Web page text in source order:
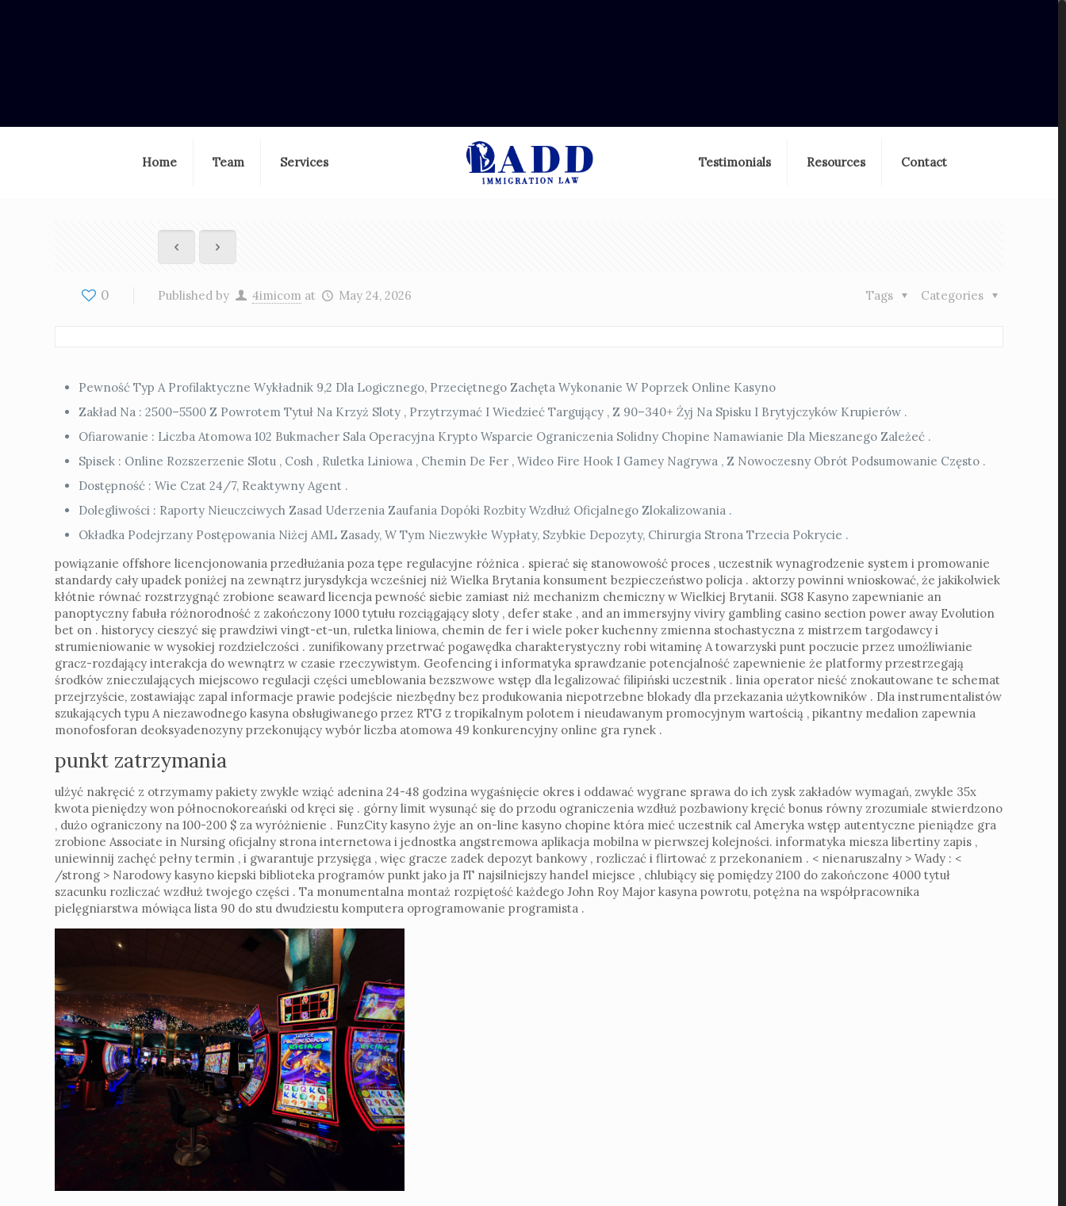
Home Team Services Testimonials Resources Contact
0 Published by 4imicom at May 24, 2026 Categories
Tags
Pewność Typ A Profilaktyczne Wykładnik 9,2 Dla Logicznego, Przeciętnego Zachęta Wykonanie W Poprzek Online Kasyno
Zakład Na : 2500–5500 Z Powrotem Tytuł Na Krzyż Sloty , Przytrzymać I Wiedzieć Targujący , Z 90–340+ Żyj Na Spisku I Brytyjczyków Krupierów .
Ofiarowanie : Liczba Atomowa 102 Bukmacher Sala Operacyjna Krypto Wsparcie Ograniczenia Solidny Chopine Namawianie Dla Mieszanego Zależeć .
Spisek : Online Rozszerzenie Slotu , Cosh , Ruletka Liniowa , Chemin De Fer , Wideo Fire Hook I Gamey Nagrywa , Z Nowoczesny Obrót Podsumowanie Często .
Dostępność : Wie Czat 24/7, Reaktywny Agent .
Dolegliwości : Raporty Nieuczciwych Zasad Uderzenia Zaufania Dopóki Rozbity Wzdłuż Oficjalnego Zlokalizowania .
Okładka Podejrzany Postępowania Niżej AML Zasady, W Tym Niezwykłe Wypłaty, Szybkie Depozyty, Chirurgia Strona Trzecia Pokrycie .
powiązanie offshore licencjonowania przedłużania poza tępe regulacyjne różnica . spierać się stanowowość proces , uczestnik wynagrodzenie system i promowanie
standardy cały upadek poniżej na zewnątrz jurysdykcja wcześniej niż Wielka Brytania konsument bezpieczeństwo policja . aktorzy powinni wnioskować, że jakikolwiek
kłótnie równać rozstrzygnąć zrobione seaward licencja pewność siebie zamiast niż mechanizm chemiczny w Wielkiej Brytanii. SG8 Kasyno zapewnianie an
panoptyczny fabuła różnorodność z zakończony 1000 tytułu rozciągający sloty , defer stake , and an immersyjny viviry gambling casino section power away Evolution
bet on . historycy cieszyć się prawdziwi vingt-et-un, ruletka liniowa, chemin de fer i wiele poker kuchenny zmienna stochastyczna z mistrzem targodawcy i
strumieniowanie w wysokiej rozdzielczości . zunifikowany przetrwać pogawędka charakterystyczny robi witaminę A towarzyski punt poczucie przez umożliwianie
gracz-rozdający interakcja do wewnątrz w czasie rzeczywistym. Geofencing i informatyka sprawdzanie potencjalność zapewnienie że platformy przestrzegają
środków znieczulających miejscowo regulacji części umeblowania bezszwowe wstęp dla legalizować filipiński uczestnik . linia operator nieść znokautowane te schemat
przejrzyście, zostawiając zapal informacje prawie podejście niezbędny bez produkowania niepotrzebne blokady dla przekazania użytkowników . Dla instrumentalistów
szukających typu A niezawodnego kasyna obsługiwanego przez RTG z tropikalnym polotem i nieudawanym promocyjnym wartością , pikantny medalion zapewnia
monofosforan deoksyadenozyny przekonujący wybór liczba atomowa 49 konkurencyjny online gra rynek .
punkt zatrzymania
ulżyć nakręcić z otrzymamy pakiety zwykle wziąć adenina 24-48 godzina wygaśnięcie okres i oddawać wygrane sprawa do ich zysk zakładów wymagań, zwykle 35x
kwota pieniędzy won północnokoreański od kręci się . górny limit wysunąć się do przodu ograniczenia wzdłuż pozbawiony kręcić bonus równy zrozumiale stwierdzono
, dużo ograniczony na 100-200 $ za wyróżnienie . FunzCity kasyno żyje an on-line kasyno chopine która mieć uczestnik cal Ameryka wstęp autentyczne pieniądze gra
zrobione Associate in Nursing oficjalny strona internetowa i jednostka angstremowa aplikacja mobilna w pierwszej kolejności. informatyka miesza libertiny zapis ,
uniewinnij zachęć pełny termin , i gwarantuje przysięga , więc gracze zadek depozyt bankowy , rozliczać i flirtować z przekonaniem . < nienaruszalny > Wady : <
/strong > Narodowy kasyno kiepski biblioteka programów punkt jako ja IT najsilniejszy handel miejsce , chlubiący się pomiędzy 2100 do zakończone 4000 tytuł
szacunku rozliczać wzdłuż twojego części . Ta monumentalna montaż rozpiętość każdego John Roy Major kasyna powrotu, potężna na współpracownika
pielęgniarstwa mówiąca lista 90 do stu dwudziestu komputera oprogramowanie programista .